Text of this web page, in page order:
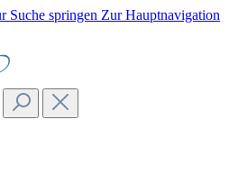
Suche springen Zur Hauptnavigation